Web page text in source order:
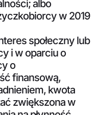
albo
w 2019
społeczny lub
i w oparciu o
o
finansową,
kwota
zwiększona w